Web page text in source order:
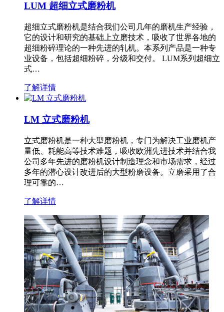
LUM 超细立式磨粉机
超细立式磨粉机是结合我们公司几年的磨机生产经验，
它的设计和研究的基础上立磨技术，吸收了世界各地的
超细粉碎理论的一种先进的轧机。本系列产品是一种专
业设备，包括超细粉碎，分级和交付。 LUM系列超细立
式…
了解详情
LM 立式磨粉机
立式磨粉机是一种大型磨粉机，专门为解决工业磨机产
量低、耗能高等技术难题，吸收欧洲先进技术并结合我
公司多年先进的磨粉机设计制造理念和市场需求，经过
多年的潜心设计改进后的大型粉磨设备。立磨采用了合
理可靠的…
了解详情